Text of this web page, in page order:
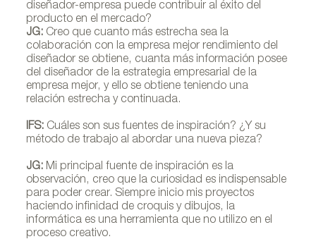
diseñador-empresa puede contribuir al éxito del
producto en el mercado?
JG: Creo que cuanto más estrecha sea la
colaboración con la empresa mejor rendimiento del
diseñador se obtiene, cuanta más información posee
del diseñador de la estrategia empresarial de la
empresa mejor, y ello se obtiene teniendo una
relación estrecha y continuada.
IFS: Cuáles son sus fuentes de inspiración? ¿Y su
método de trabajo al abordar una nueva pieza?
JG: Mi principal fuente de inspiración es la
observación, creo que la curiosidad es indispensable
para poder crear. Siempre inicio mis proyectos
haciendo infinidad de croquis y dibujos, la
informática es una herramienta que no utilizo en el
proceso creativo.